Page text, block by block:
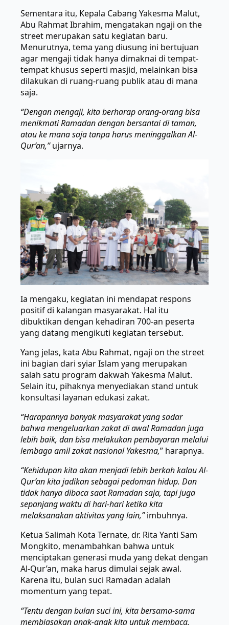
Sementara itu, Kepala Cabang Yakesma Malut,
Abu Rahmat Ibrahim, mengatakan ngaji on the
street merupakan satu kegiatan baru.
Menurutnya, tema yang diusung ini bertujuan
agar mengaji tidak hanya dimaknai di tempat-
tempat khusus seperti masjid, melainkan bisa
dilakukan di ruang-ruang publik atau di mana
saja.
“Dengan mengaji, kita berharap orang-orang bisa
menikmati Ramadan dengan bersantai di taman,
atau ke mana saja tanpa harus meninggalkan Al-
Qur’an,”ujarnya.
Ia mengaku, kegiatan ini mendapat respons
positif di kalangan masyarakat. Hal itu
dibuktikan dengan kehadiran 700-an peserta
yang datang mengikuti kegiatan tersebut.
Yang jelas, kata Abu Rahmat, ngaji on the street
ini bagian dari syiar Islam yang merupakan
salah satu program dakwah Yakesma Malut.
Selain itu, pihaknya menyediakan stand untuk
konsultasi layanan edukasi zakat.
“Harapannya banyak masyarakat yang sadar
bahwa mengeluarkan zakat di awal Ramadan juga
lebih baik, dan bisa melakukan pembayaran melalui
lembaga amil zakat nasional Yakesma,” harapnya.
“Kehidupan kita akan menjadi lebih berkah kalau Al-
Qur’an kita jadikan sebagai pedoman hidup. Dan
tidak hanya dibaca saat Ramadan saja, tapi juga
sepanjang waktu di hari-hari ketika kita
melaksanakan aktivitas yang lain,”imbuhnya.
Ketua Salimah Kota Ternate, dr. Rita Yanti Sam
Mongkito, menambahkan bahwa untuk
menciptakan generasi muda yang dekat dengan
Al-Qur’an, maka harus dimulai sejak awal.
Karena itu, bulan suci Ramadan adalah
momentum yang tepat.
“Tentu dengan bulan suci ini, kita bersama-sama
membiasakan anak-anak kita untuk membaca,